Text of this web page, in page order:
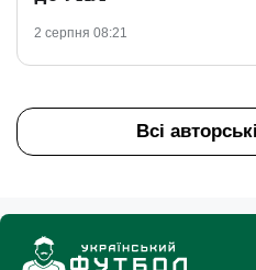
2 серпня 08:21
Всі